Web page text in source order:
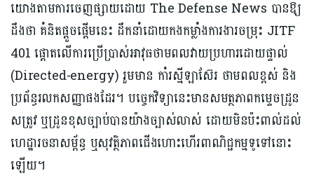
យោងតាមការចេញផ្សាយដោយ The Defense News បានឱ្យ
ដឹងថា គំនិតផ្តួចផ្តើមនេះ ដឹកនាំដោយកងកម្លាំងការងារចម្រុះ JITF
401 ផ្តោតលើការប្រើប្រាស់អាវុធថាមពលវាយប្រហារដោយផ្ទាល់
(Directed-energy) រួមមាន កាំរស្មីឡាស៊ែរ ថាមពលខ្ពស់ និង
ប្រព័ន្ធរលកសញ្ញាផងដែរ។ បច្ចេកវិទ្យានេះមានសមត្ថភាពកម្ទេចដ្រូន
សត្រូវ ឬដ្រូនខុសច្បាប់បានយ៉ាងច្បាស់លាស់ ដោយមិនប៉ះពាល់ដល់
ហេដ្ឋារចនាសម្ព័ន្ធ ឬសុវត្ថិភាពជើងហោះហើរពាណិជ្ជកម្មទូទៅនោះ
ឡើយ។